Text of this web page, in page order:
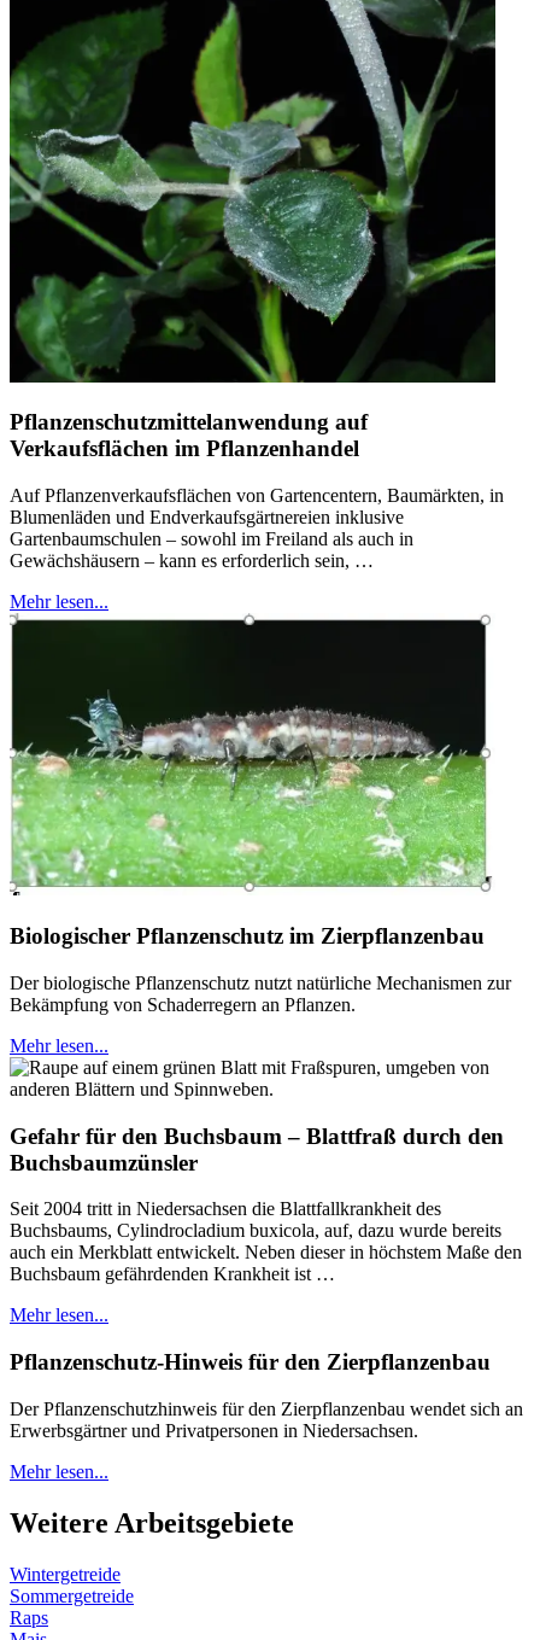
Pflanzenschutzmittelanwendung auf
Verkaufsflächen im Pflanzenhandel
Auf Pflanzenverkaufsflächen von Gartencentern, Baumärkten, in
Blumenläden und Endverkaufsgärtnereien inklusive
Gartenbaumschulen – sowohl im Freiland als auch in
Gewächshäusern – kann es erforderlich sein, …
Mehr lesen...
Biologischer Pflanzenschutz im Zierpflanzenbau
Der biologische Pflanzenschutz nutzt natürliche Mechanismen zur
Bekämpfung von Schaderregern an Pflanzen.
Mehr lesen...
Gefahr für den Buchsbaum – Blattfraß durch den
Buchsbaumzünsler
Seit 2004 tritt in Niedersachsen die Blattfallkrankheit des
Buchsbaums, Cylindrocladium buxicola, auf, dazu wurde bereits
auch ein Merkblatt entwickelt. Neben dieser in höchstem Maße den
Buchsbaum gefährdenden Krankheit ist …
Mehr lesen...
Pflanzenschutz-Hinweis für den Zierpflanzenbau
Der Pflanzenschutzhinweis für den Zierpflanzenbau wendet sich an
Erwerbsgärtner und Privatpersonen in Niedersachsen.
Mehr lesen...
Weitere Arbeitsgebiete
Wintergetreide
Sommergetreide
Raps